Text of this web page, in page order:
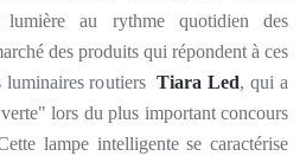
au rythme quotidien des
des produits qui répondent à ces
luminaires routiersTiara Led, qui a
lors du plus important concours
lampe intelligente se caractérise